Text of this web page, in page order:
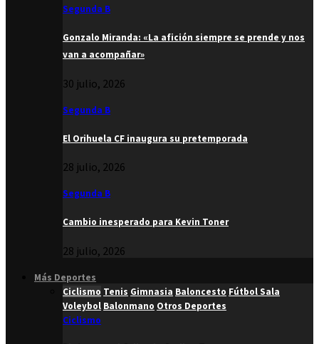
Segunda B
Gonzalo Miranda: «La afición siempre se prende y nos
van a acompañar»
30 julio, 2026
Segunda B
El Orihuela CF inaugura su pretemporada
28 julio, 2026
Segunda B
Cambio inesperado para Kevin Toner
28 julio, 2026
Más Deportes
Ciclismo Tenis Gimnasia Baloncesto Fútbol Sala
Voleybol Balonmano Otros Deportes
Ciclismo